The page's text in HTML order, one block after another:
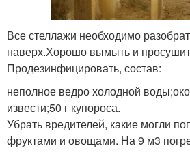
Все стеллажи необходимо
наверх.Хорошо вымыть и
Продезинфицировать, состав:
неполное ведро холодной
извести;50 г купороса.
Убрать вредителей, какие могли
фруктами и овощами. На 9 м3